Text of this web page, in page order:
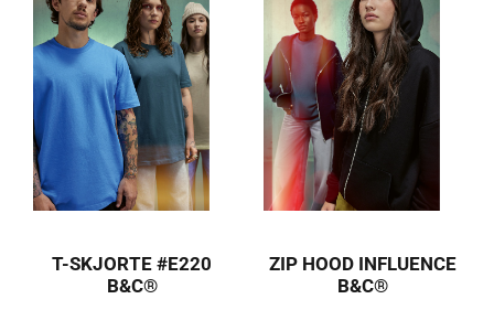
T-SKJORTE #E220
B&C®
ZIP HOOD INFLUENCE
B&C®